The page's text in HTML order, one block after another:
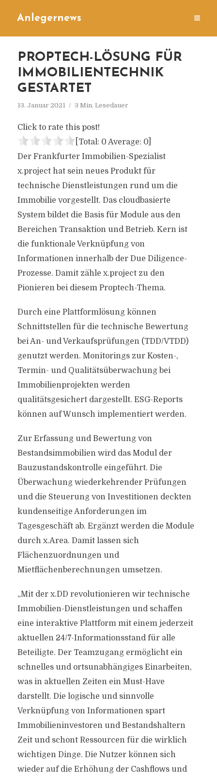
Anlegernews
PROPTECH-LÖSUNG FÜR
IMMOBILIENTECHNIK
GESTARTET
13. Januar 2021 3 Min. Lesedauer
Click to rate this post!
[Total: 0 Average: 0]
Der Frankfurter Immobilien-Spezialist
x.project hat sein neues Produkt für
technische Dienstleistungen rund um die
Immobilie vorgestellt. Das cloudbasierte
System bildet die Basis für Module aus den
Bereichen Transaktion und Betrieb. Kern ist
die funktionale Verknüpfung von
Informationen innerhalb der Due Diligence-
Prozesse. Damit zähle x.project zu den
Pionieren bei diesem Proptech-Thema.
Durch eine Plattformlösung können
Schnittstellen für die technische Bewertung
bei An- und Verkaufsprüfungen (TDD/VTDD)
genutzt werden. Monitorings zur Kosten-,
Termin- und Qualitätsüberwachung bei
Immobilienprojekten werden
qualitätsgesichert dargestellt. ESG-Reports
können auf Wunsch implementiert werden.
Zur Erfassung und Bewertung von
Bestandsimmobilien wird das Modul der
Bauzustandskontrolle eingeführt. Die
Überwachung wiederkehrender Prüfungen
und die Steuerung von Investitionen deckten
kundenseitige Anforderungen im
Tagesgeschäft ab. Ergänzt werden die Module
durch x.Area. Damit lassen sich
Flächenzuordnungen und
Mietflächenberechnungen umsetzen.
„Mit der x.DD revolutionieren wir technische
Immobilien-Dienstleistungen und schaffen
eine interaktive Plattform mit einem jederzeit
aktuellen 24/7-Informationsstand für alle
Beteiligte. Der Teamzugang ermöglicht ein
schnelles und ortsunabhängiges Einarbeiten,
was in aktuellen Zeiten ein Must-Have
darstellt. Die logische und sinnvolle
Verknüpfung von Informationen spart
Immobilieninvestoren und Bestandshaltern
Zeit und schont Ressourcen für die wirklich
wichtigen Dinge. Die Nutzer können sich
wieder auf die Erhöhung der Cashflows und